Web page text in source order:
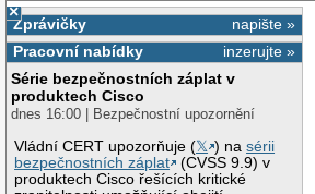
×
napište »
Zprávičky
inzerujte »
Pracovní nabídky
Série bezpečnostních záplat v
produktech Cisco
dnes 16:00 | Bezpečnostní upozornění
Vládní CERT upozorňuje (𝕏 ) nasérii
bezpečnostních záplat
(CVSS 9.9) v
produktech Cisco řešících kritické